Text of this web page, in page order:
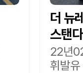
더 뉴
스탠
22년
휘발유